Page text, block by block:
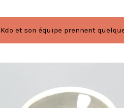
et son équipe prennent